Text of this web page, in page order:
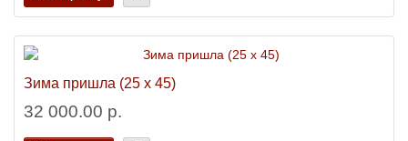
Зима пришла (25 х 45)
32 000.00 р.